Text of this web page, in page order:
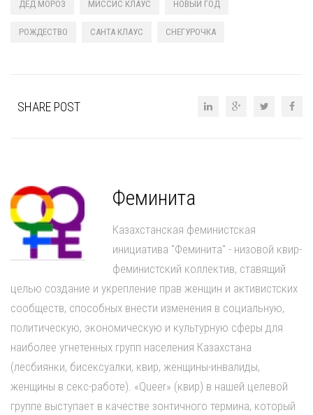
ДЕД МОРОЗ МИССИС КЛАУС НОВЫЙ ГОД
РОЖДЕСТВО САНТА КЛАУС СНЕГУРОЧКА
SHARE POST
Феминита
Казахстанская феминистская
инициатива "Феминита" - низовой квир-
феминистский коллектив, ставящий
целью создание и укрепление прав женщин и активистских
сообществ, способных внести изменения в социальную,
политическую, экономическую и культурную сферы для
наиболее угнетенных групп населения Казахстана
(лесбиянки, бисексуалки, квир, женщины-инвалиды,
женщины в секс-работе). «Queer» (квир) в нашей целевой
группе выступает в качестве зонтичного термина, который